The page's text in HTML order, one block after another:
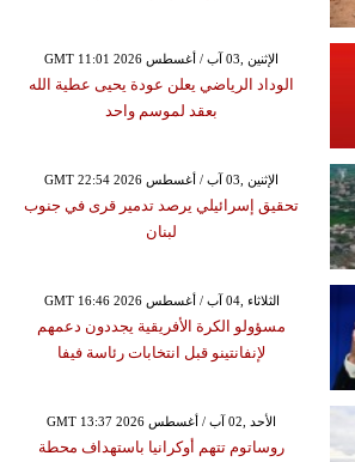
GMT 11:01 2026 الإثنين ,03 آب / أغسطس
الوداد الرياضي يعلن عودة يحيى عطية الله
بعقد لموسم واحد
GMT 22:54 2026 الإثنين ,03 آب / أغسطس
تحقيق إسرائيلي يرصد تدمير قرى في جنوب
لبنان
GMT 16:46 2026 الثلاثاء ,04 آب / أغسطس
مسؤولو الكرة الأفريقية يجددون دعمهم
لإنفانتينو قبل انتخابات رئاسة فيفا
GMT 13:37 2026 الأحد ,02 آب / أغسطس
روساتوم تتهم أوكرانيا باستهداف محطة